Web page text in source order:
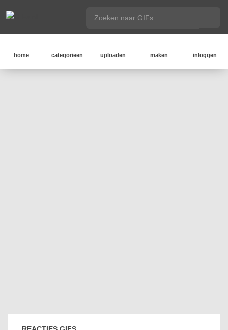
home categorieën uploaden maken inloggen